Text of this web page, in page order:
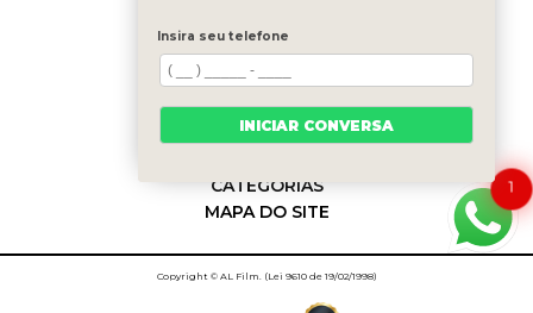
MENU
HOME
QUEM SOMOS
SERVIÇOS
BLOG
CATEGORIAS
MAPA DO SITE
Copyright © AL Film. (Lei 9610 de 19/02/1998)
1
Insira seu telefone
INICIAR CONVERSA